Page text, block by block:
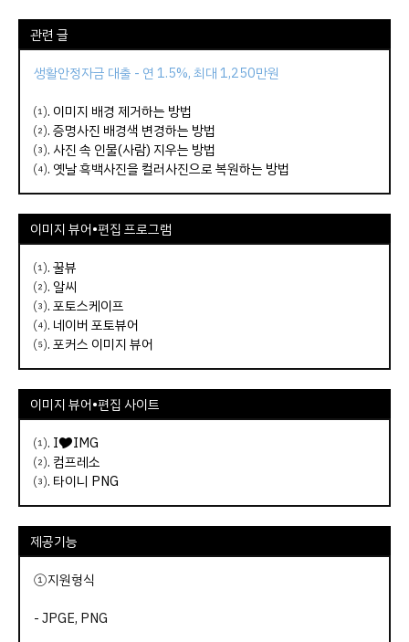
관련 글
생활안정자금 대출 - 연 1.5%, 최대 1,250만원
⑴. 이미지 배경 제거하는 방법
⑵.증명사진 배경색 변경하는 방법
⑶. 사진 속 인물(사람) 지우는 방법
⑷. 옛날 흑백사진을 컬러사진으로 복원하는 방법
이미지 뷰어•편집 프로그램
⑴.꿀뷰
⑵.알씨
⑶.포토스케이프
⑷. 네이버 포토뷰어
⑸.포커스 이미지 뷰어
이미지 뷰어•편집 사이트
⑴. I🎔IMG
⑵. 컴프레소
⑶. 타이니 PNG
제공기능
①지원형식
- JPGE, PNG